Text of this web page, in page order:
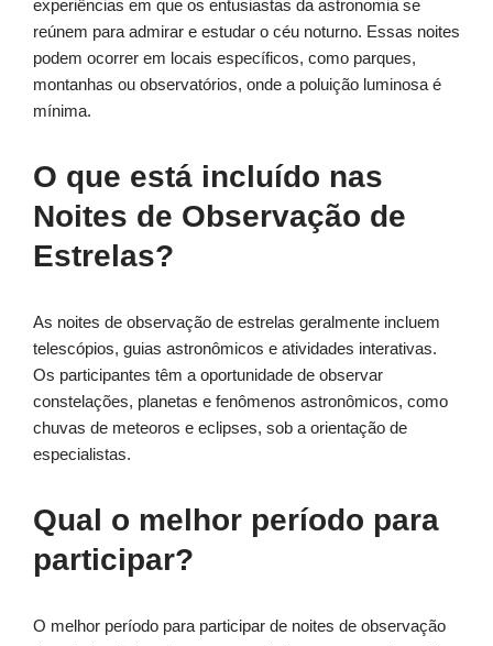
experiências em que os entusiastas da astronomia se
reúnem para admirar e estudar o céu noturno. Essas noites
podem ocorrer em locais específicos, como parques,
montanhas ou observatórios, onde a poluição luminosa é
mínima.
O que está incluído nas
Noites de Observação de
Estrelas?
As noites de observação de estrelas geralmente incluem
telescópios, guias astronômicos e atividades interativas.
Os participantes têm a oportunidade de observar
constelações, planetas e fenômenos astronômicos, como
chuvas de meteoros e eclipses, sob a orientação de
especialistas.
Qual o melhor período para
participar?
O melhor período para participar de noites de observação